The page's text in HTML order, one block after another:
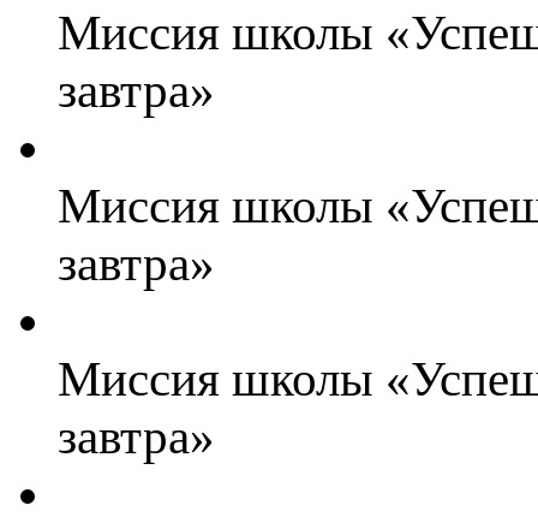
Миссия школы
завтра»
Миссия школы
завтра»
Миссия школы
завтра»